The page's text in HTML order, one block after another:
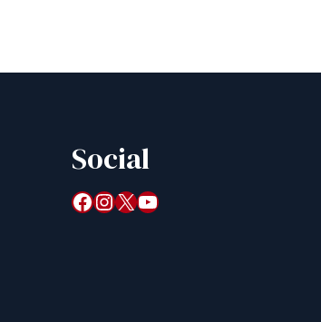
Social
Facebook InstagramX YouTube